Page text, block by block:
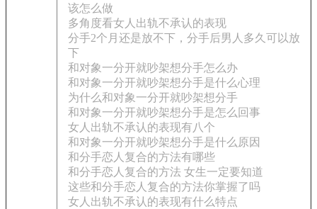
该怎么做
多角度看女人出轨不承认的表现
分手2个月还是放不下，分手后男人多久可以放
下
和对象一分开就吵架想分手怎么办
和对象一分开就吵架想分手是什么心理
为什么和对象一分开就吵架想分手
和对象一分开就吵架想分手是怎么回事
女人出轨不承认的表现有八个
和对象一分开就吵架想分手是什么原因
和分手恋人复合的方法有哪些
和分手恋人复合的方法 女生一定要知道
这些和分手恋人复合的方法你掌握了吗
女人出轨不承认的表现有什么特点